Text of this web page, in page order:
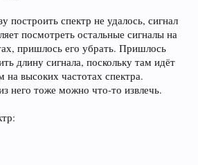
построить спектр не удалось, сигнал
посмотреть остальные сигналы на
пришлось его убрать. Пришлось
длину сигнала, поскольку там идёт
высоких частотах спектра.
него тоже можно что-то извлечь.